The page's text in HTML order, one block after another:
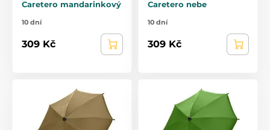
Caretero mandarinkový
10 dní
309 Kč
Caretero nebe
10 dní
309 Kč